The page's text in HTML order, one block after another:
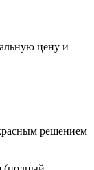
цену и
решением